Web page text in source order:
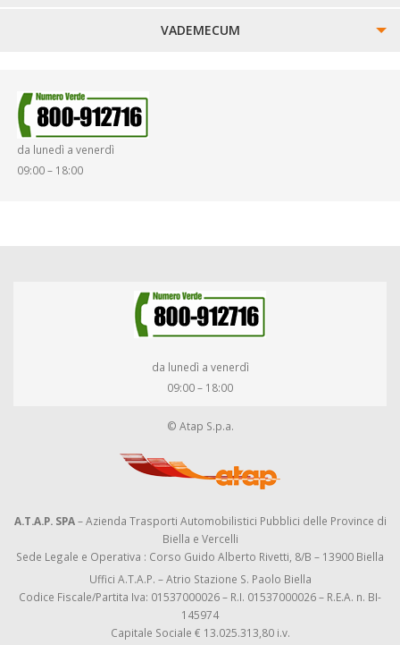
VADEMECUM
SMARRIMENTO OGGETTI
da lunedì a venerdì
09:00 – 18:00
da lunedì a venerdì
09:00 – 18:00
© Atap S.p.a.
A.T.A.P. SPA– Azienda Trasporti Automobilistici Pubblici delle Province di
Biella e Vercelli
Sede Legale e Operativa : Corso Guido Alberto Rivetti, 8/B – 13900 Biella
Uffici A.T.A.P. – Atrio Stazione S. Paolo Biella
Codice Fiscale/Partita Iva: 01537000026 – R.I. 01537000026 – R.E.A. n. BI-
145974
Capitale Sociale € 13.025.313,80 i.v.